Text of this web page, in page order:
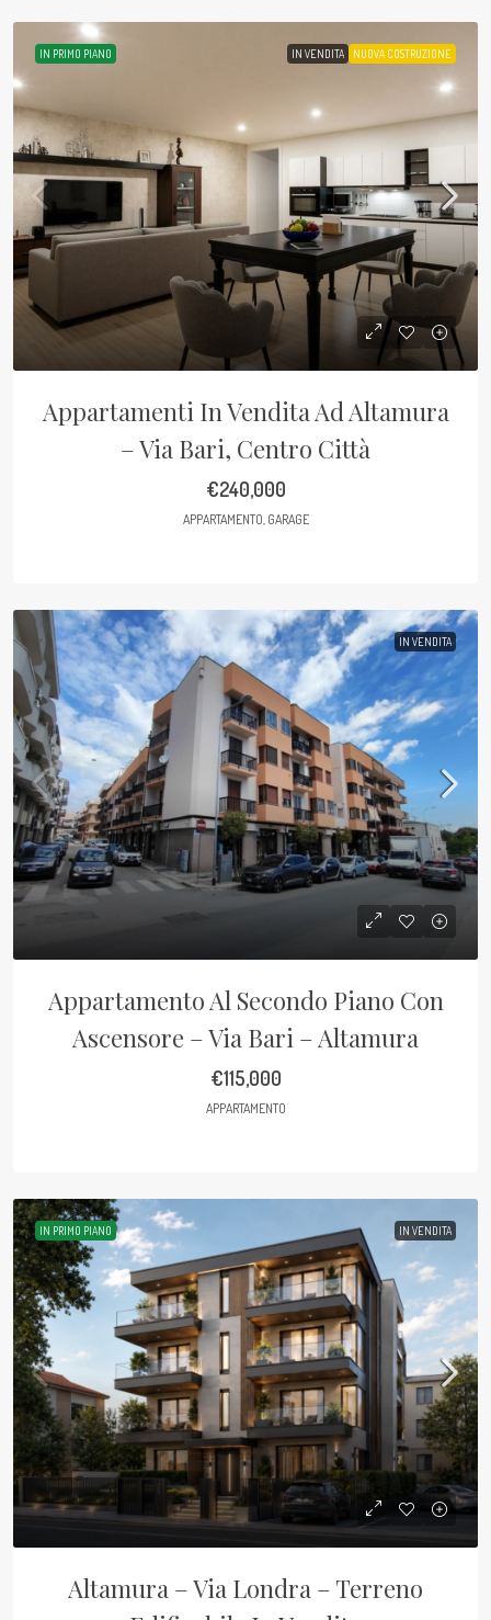
IN PRIMO PIANO IN VENDITA NUOVA COSTRUZIONE
Appartamenti In Vendita Ad Altamura
– Via Bari, Centro Città
€240,000
APPARTAMENTO, GARAGE
IN VENDITA
Appartamento Al Secondo Piano Con
Ascensore – Via Bari – Altamura
€115,000
APPARTAMENTO
IN PRIMO PIANO IN VENDITA
Altamura – Via Londra – Terreno